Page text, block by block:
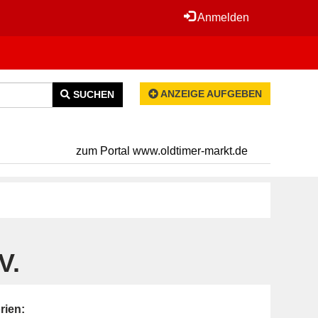
Anmelden
SUCHEN ANZEIGE AUFGEBEN
zum Portal www.oldtimer-markt.de